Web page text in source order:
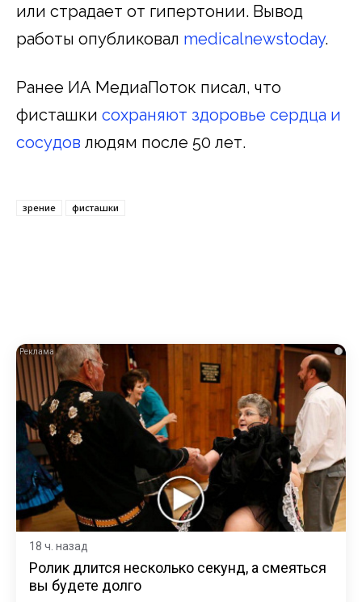
или страдает от гипертонии. Вывод
работы опубликовал medicalnewstoday.
Ранее ИА МедиаПоток писал, что
фисташки сохраняют здоровье сердца и
сосудов людям после 50 лет.
зрение фисташки
i
18 ч. назад
Ролик длится несколько секунд, а смеяться
вы будете долго